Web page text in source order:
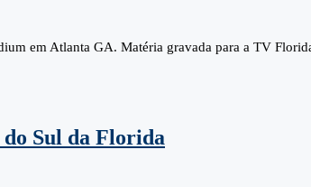
em Atlanta GA. Matéria gravada para a TV
do Sul da Florida